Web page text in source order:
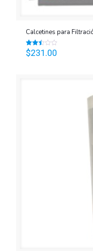
Calcetines para
Valorado
en
$231.00